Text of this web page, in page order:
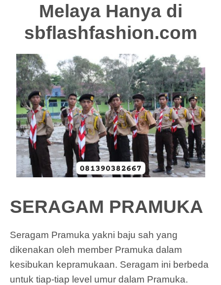
Melaya Hanya di
sbflashfashion.com
SERAGAM PRAMUKA
Seragam Pramuka yakni baju sah yang
dikenakan oleh member Pramuka dalam
kesibukan kepramukaan. Seragam ini berbeda
untuk tiap-tiap level umur dalam Pramuka.